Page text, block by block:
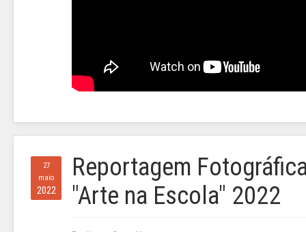
27
maio
2022
Reportagem
"Arte na Escola" 2022